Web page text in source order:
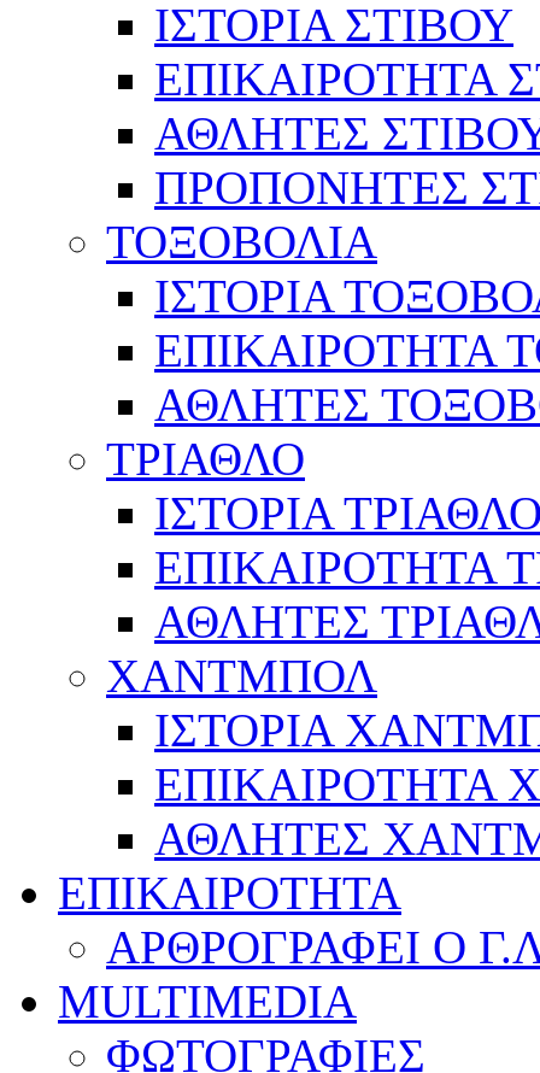
ΙΣΤΟΡΙΑ ΣΤΙΒΟΥ
ΕΠΙΚΑΙΡΟΤΗΤΑ
ΑΘΛΗΤΕΣ
ΠΡΟΠΟΝΗΤΕΣ
ΤΟΞΟΒΟΛΙΑ
ΙΣΤΟΡΙΑ
ΕΠΙΚΑΙΡΟΤΗΤΑ
ΑΘΛΗΤΕΣ
ΤΡΙΑΘΛΟ
ΙΣΤΟΡΙΑ
ΕΠΙΚΑΙΡΟΤΗΤΑ
ΑΘΛΗΤΕΣ
ΧΑΝΤΜΠΟΛ
ΙΣΤΟΡΙΑ
ΕΠΙΚΑΙΡΟΤΗΤΑ
ΑΘΛΗΤΕΣ
ΕΠΙΚΑΙΡΟΤΗΤΑ
ΑΡΘΡΟΓΡΑΦΕΙ Ο
MULTIMEDIA
ΦΩΤΟΓΡΑΦΙΕΣ